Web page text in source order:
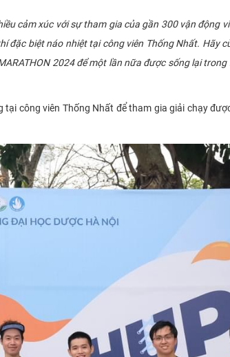
cảm xúc với sự tham gia của gần 300 vận động
đặc biệt náo nhiệt tại công viên Thống Nhất. Hãy
2024 để một lần nữa được sống lại
công viên Thống Nhất để tham gia giải chạy